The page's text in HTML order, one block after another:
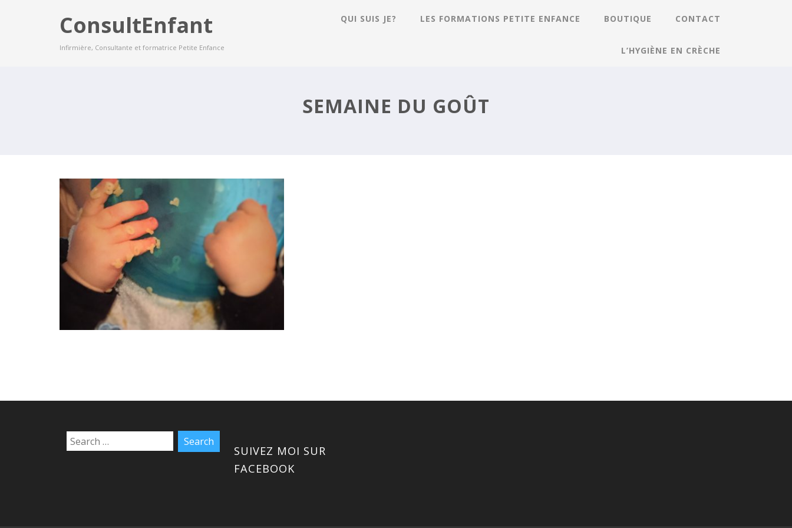
ConsultEnfant
Infirmière, Consultante et formatrice Petite Enfance
QUI SUIS JE? LES FORMATIONS PETITE ENFANCE BOUTIQUE CONTACT
L’HYGIÈNE EN CRÈCHE
SEMAINE DU GOÛT
SUIVEZ MOI SUR
FACEBOOK